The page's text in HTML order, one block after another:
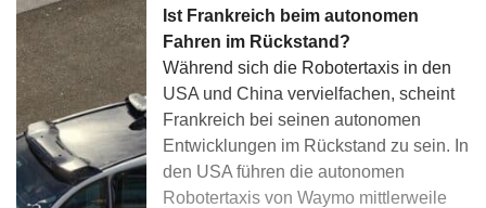
Ist Frankreich beim autonomen
Fahren im Rückstand?
Während sich die Robotertaxis in den
USA und China vervielfachen, scheint
Frankreich bei seinen autonomen
Entwicklungen im Rückstand zu sein. In
den USA führen die autonomen
Robotertaxis von Waymo mittlerweile